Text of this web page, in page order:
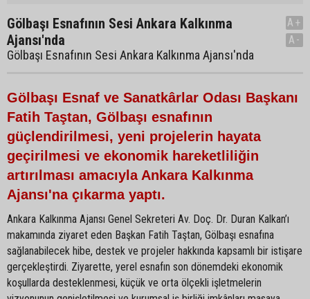
Gölbaşı Esnafının Sesi Ankara Kalkınma
Ajansı'nda
Gölbaşı Esnafının Sesi Ankara Kalkınma Ajansı'nda
A+
A-
Gölbaşı Esnaf ve Sanatkârlar Odası Başkanı
Fatih Taştan, Gölbaşı esnafının
güçlendirilmesi, yeni projelerin hayata
geçirilmesi ve ekonomik hareketliliğin
artırılması amacıyla Ankara Kalkınma
Ajansı'na çıkarma yaptı.
Ankara Kalkınma Ajansı Genel Sekreteri Av. Doç. Dr. Duran Kalkan’ı
makamında ziyaret eden Başkan Fatih Taştan, Gölbaşı esnafına
sağlanabilecek hibe, destek ve projeler hakkında kapsamlı bir istişare
gerçekleştirdi. Ziyarette, yerel esnafın son dönemdeki ekonomik
koşullarda desteklenmesi, küçük ve orta ölçekli işletmelerin